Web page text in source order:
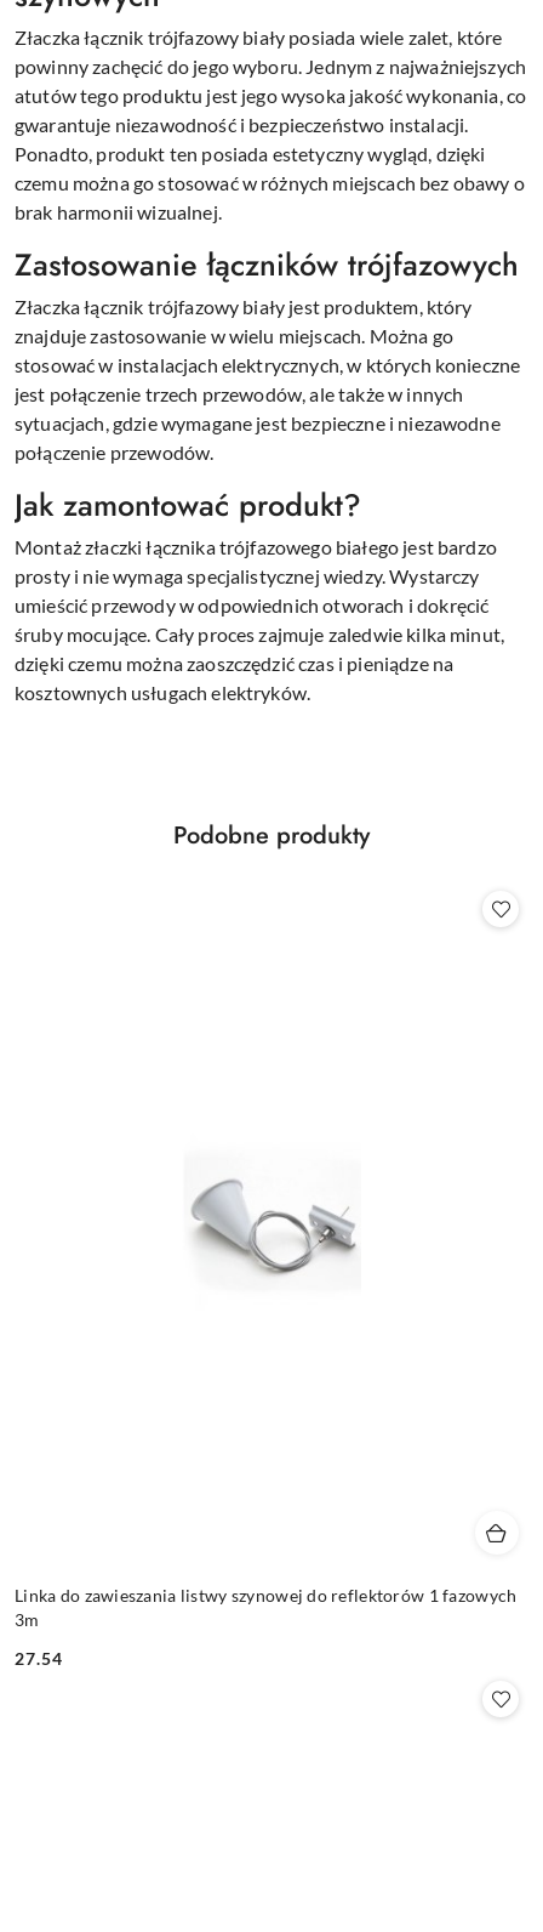
Złaczka łącznik trójfazowy biały posiada wiele zalet, które
powinny zachęcić do jego wyboru. Jednym z najważniejszych
atutów tego produktu jest jego wysoka jakość wykonania, co
gwarantuje niezawodność i bezpieczeństwo instalacji.
Ponadto, produkt ten posiada estetyczny wygląd, dzięki
czemu można go stosować w różnych miejscach bez obawy o
brak harmonii wizualnej.
Zastosowanie łączników trójfazowych
Złaczka łącznik trójfazowy biały jest produktem, który
znajduje zastosowanie w wielu miejscach. Można go
stosować w instalacjach elektrycznych, w których konieczne
jest połączenie trzech przewodów, ale także w innych
sytuacjach, gdzie wymagane jest bezpieczne i niezawodne
połączenie przewodów.
Jak zamontować produkt?
Montaż złaczki łącznika trójfazowego białego jest bardzo
prosty i nie wymaga specjalistycznej wiedzy. Wystarczy
umieścić przewody w odpowiednich otworach i dokręcić
śruby mocujące. Cały proces zajmuje zaledwie kilka minut,
dzięki czemu można zaoszczędzić czas i pieniądze na
kosztownych usługach elektryków.
Pomiń karuzelę produktów
Produkty
Podobne produkty
Linka do zawieszania listwy szynowej do reflektorów 1 fazowych
3m
Cena:
27.54